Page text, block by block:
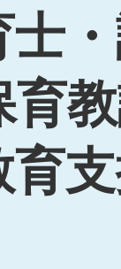
育
育